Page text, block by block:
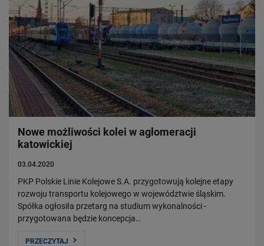
Nowe możliwości kolei w aglomeracji
katowickiej
03.04.2020
PKP Polskie Linie Kolejowe S.A. przygotowują kolejne etapy
rozwoju transportu kolejowego w województwie śląskim.
Spółka ogłosiła przetarg na studium wykonalności -
przygotowana będzie koncepcja…
PRZECZYTAJ